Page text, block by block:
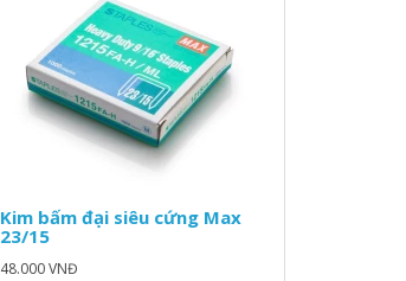
Kim bấm đại siêu cứng Max
23/15
48.000 VNĐ